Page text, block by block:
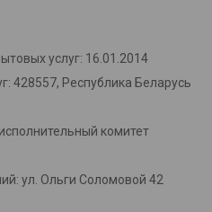
услуг: 16.01.2014
428557, Республика Беларусь
комитет
ул. Ольги Соломовой 42